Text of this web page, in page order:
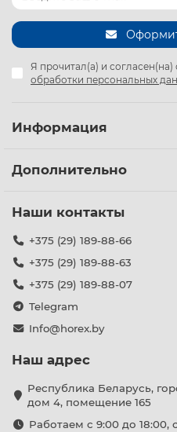
Я прочитал(а) и согласен(на)
обработки персональных
Информация
Дополнительно
Наши контакты
+375 (29) 189-88-66
+375 (29) 189-88-63
+375 (29) 189-88-07
Telegram
Info@horex.by
Наш адрес
Республика Беларусь,
дом 4, помещение 165
Работаем с 9:00 до 18:00,